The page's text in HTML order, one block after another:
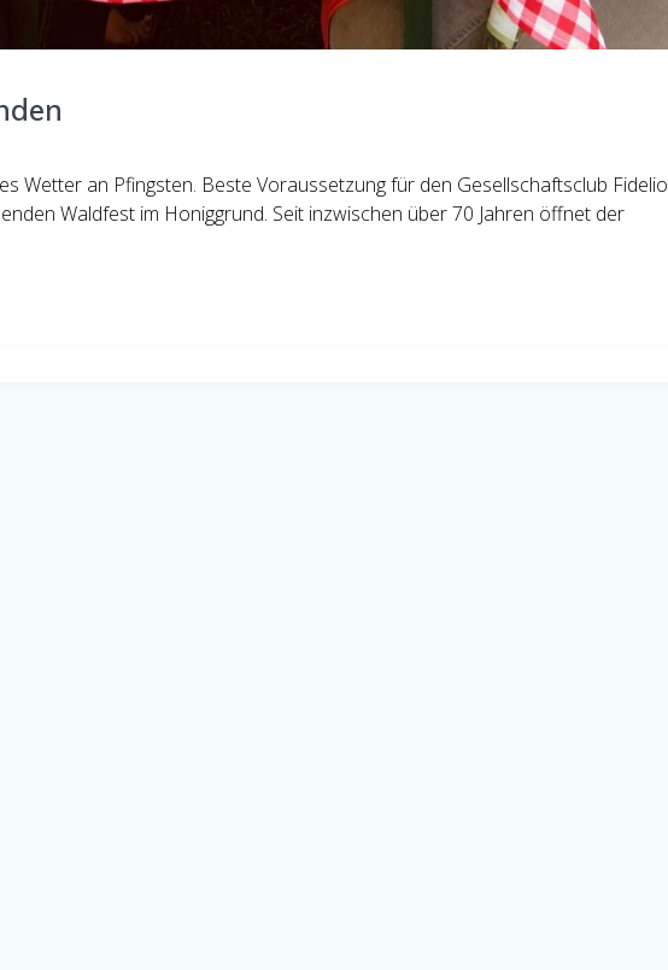
Wetter an Pfingsten. Beste Voraussetzung für den Gesellschaftsclub Fidelio
Waldfest im Honiggrund. Seit inzwischen über 70 Jahren öffnet der